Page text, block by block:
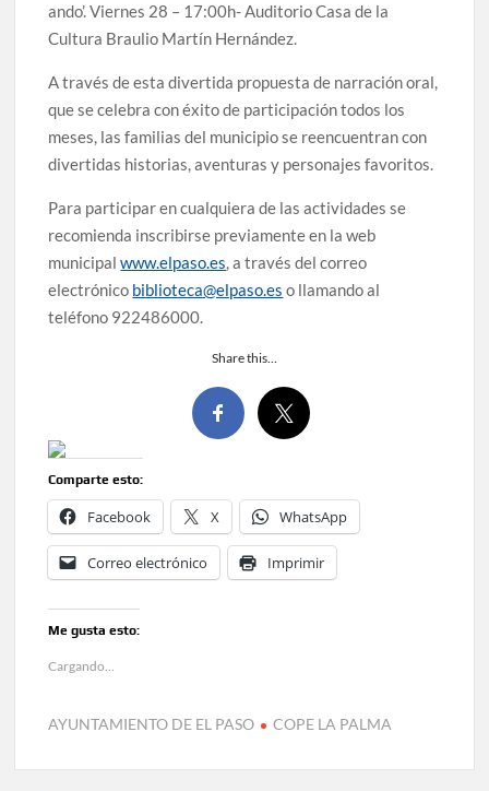
ando’. Viernes 28 – 17:00h- Auditorio Casa de la
Cultura Braulio Martín Hernández.
A través de esta divertida propuesta de narración oral,
que se celebra con éxito de participación todos los
meses, las familias del municipio se reencuentran con
divertidas historias, aventuras y personajes favoritos.
Para participar en cualquiera de las actividades se
recomienda inscribirse previamente en la web
municipalwww.elpaso.es, a través del correo
electrónico biblioteca@elpaso.es o llamando al
teléfono 922486000.
Share this…
Comparte esto:
Facebook X WhatsApp
Correo electrónico Imprimir
Me gusta esto:
Cargando...
AYUNTAMIENTO DE EL PASO COPE LA PALMA